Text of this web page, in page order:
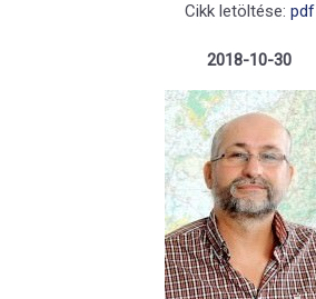
Cikk letöltése: pdf
2018-10-30